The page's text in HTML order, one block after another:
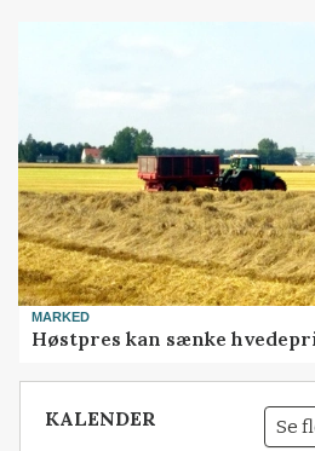
MARKED
Høstpres kan sænke
KALENDER Se